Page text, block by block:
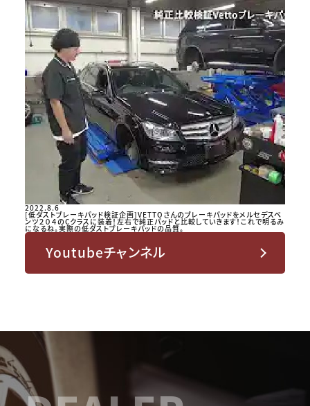
2022.8.6
[低ダストブレーキパッド検証企画]VETTOさんのブレーキパッドをメルセデスベ
ンツ２０４のCクラスに装着！左右で純正パッドと比較していきます！これで明るみ
になるね。実際の低ダストブレーキパッドの品質。
Youtubeチャンネル